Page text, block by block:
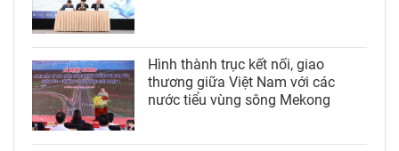
Hình thành trục kết nối, giao
thương giữa Việt Nam với các
nước tiểu vùng sông Mekong